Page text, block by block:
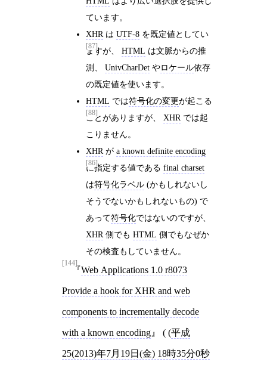
ています。
[87]
XHR は UTF-8 を既定値としてい
ますが、 HTML は文脈からの推
測、 UnivCharDet やロケール依存
の既定値を使います。
[88]
HTML では符号化の変更が起こる
ことがありますが、 XHR では起
こりません。
[86]
XHR が a known definite encoding
に指定する値である final charset
は符号化ラベル (かもしれないし
そうでないかもしれないもの) で
あって符号化ではないのですが、
XHR 側でも HTML 側でもなぜか
その検査もしていません。
[144]
Web Applications 1.0 r8073
Provide a hook for XHR and web
components to incrementally decode
with a known encoding ( (平成
25(2013)年7月19日(金) 18時35分0秒